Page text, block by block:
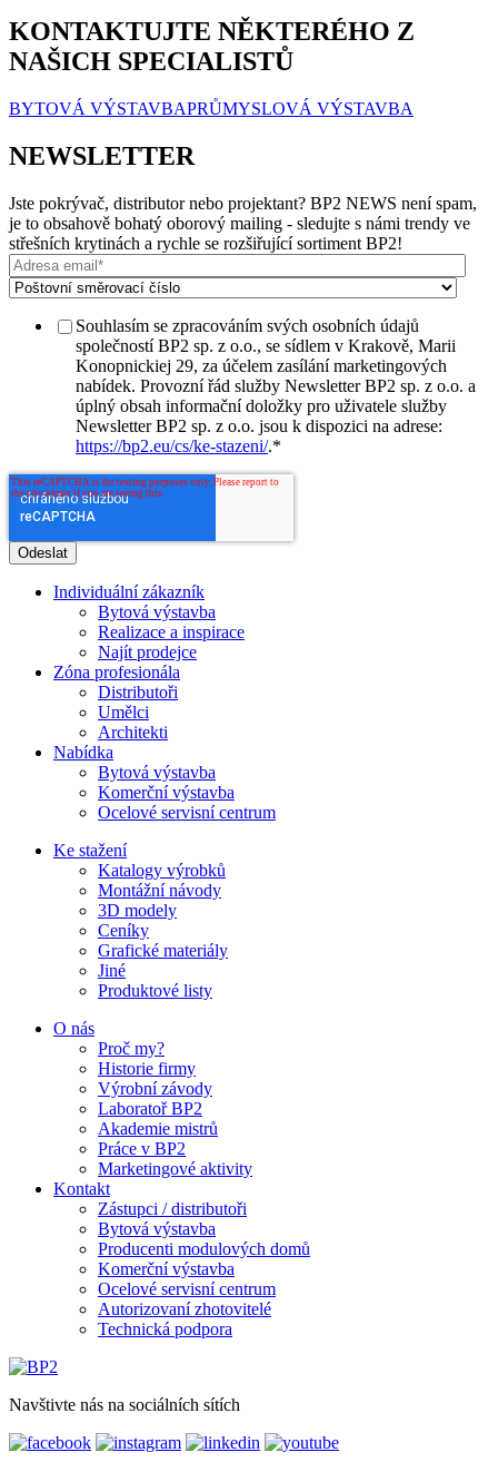
KONTAKTUJTE NĚKTERÉHO Z
NAŠICH SPECIALISTŮ
BYTOVÁ VÝSTAVBAPRŮMYSLOVÁ VÝSTAVBA
NEWSLETTER
Jste pokrývač, distributor nebo projektant? BP2 NEWS není spam,
je to obsahově bohatý oborový mailing - sledujte s námi trendy ve
střešních krytinách a rychle se rozšiřující sortiment BP2!
Souhlasím se zpracováním svých osobních údajů
společností BP2 sp. z o.o., se sídlem v Krakově, Marii
Konopnickiej 29, za účelem zasílání marketingových
nabídek. Provozní řád služby Newsletter BP2 sp. z o.o. a
úplný obsah informační doložky pro uživatele služby
Newsletter BP2 sp. z o.o. jsou k dispozici na adrese:
https://bp2.eu/cs/ke-stazeni/.*
Individuální zákazník
Bytová výstavba
Realizace a inspirace
Najít prodejce
Zóna profesionála
Distributoři
Umělci
Architekti
Nabídka
Bytová výstavba
Komerční výstavba
Ocelové servisní centrum
Ke stažení
Katalogy výrobků
Montážní návody
3D modely
Ceníky
Grafické materiály
Jiné
Produktové listy
O nás
Proč my?
Historie firmy
Výrobní závody
Laboratoř BP2
Akademie mistrů
Práce v BP2
Marketingové aktivity
Kontakt
Zástupci / distributoři
Bytová výstavba
Producenti modulových domů
Komerční výstavba
Ocelové servisní centrum
Autorizovaní zhotovitelé
Technická podpora
Navštivte nás na sociálních sítích